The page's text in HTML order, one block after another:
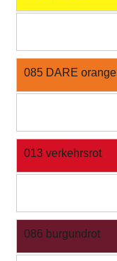
085 DARE orange
013 verkehrsrot
086 burgundrot